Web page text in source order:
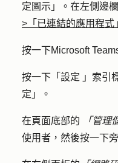
定圖示」。在左側邊
>「已連結的應用程式
按一下Microsoft
按一下「 設定 」索引
定」
。
在頁面底部的 「管理
使用者，然後按一下